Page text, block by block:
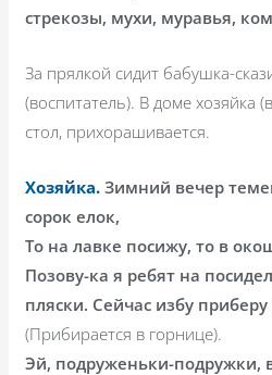
стрекозы, мухи, муравья,
За прялкой сидит бабушка-
(воспитатель). В доме хозяйка
стол, прихорашивается.
Хозяйка. Зимний вечер
сорок елок,
То на лавке посижу, то в
Позову-ка я ребят на
пляски. Сейчас избу приберу
(Прибирается в горнице).
Эй, подруженьки-подружки,